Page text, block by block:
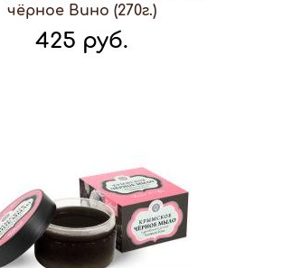
чёрное Вино (270г.)
425 руб.